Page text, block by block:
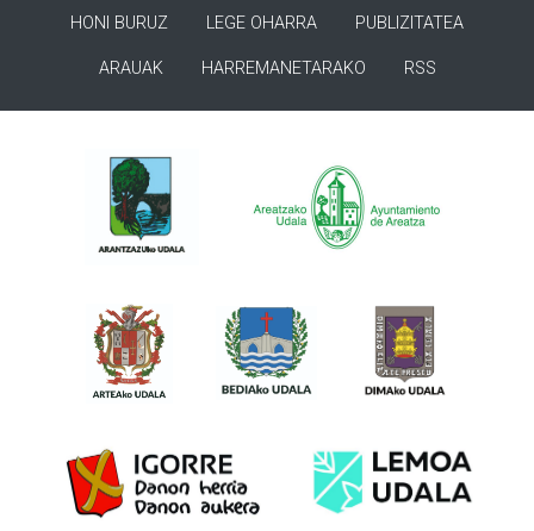
HONI BURUZ LEGE OHARRA PUBLIZITATEA
ARAUAK HARREMANETARAKO RSS